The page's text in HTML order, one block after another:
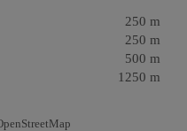
250 m
250 m
500 m
1250 m